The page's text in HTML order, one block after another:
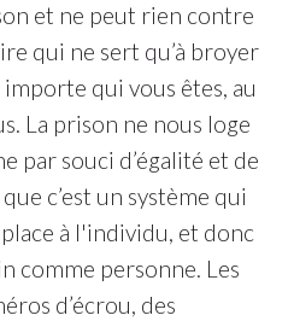
et ne peut rien contre
qui ne sert qu’à broyer
importe qui vous êtes, au
La prison ne nous loge
par souci d’égalité et de
c’est un système qui
à l'individu, et donc
comme personne. Les
d’écrou, des